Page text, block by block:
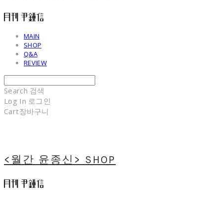
MAIN
SHOP
Q&A
REVIEW
Search 검색
Log In 로그인
Cart장바구니
<월간 윤종신> SHOP